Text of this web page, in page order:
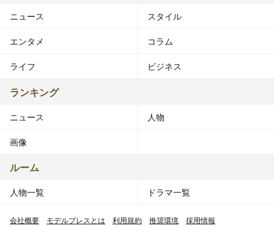
ニュース スタイル
エンタメ コラム
ライフ ビジネス
ランキング
ニュース 人物
画像
ルーム
人物一覧 ドラマ一覧
会社概要 モデルプレスとは 利用規約 推奨環境 採用情報